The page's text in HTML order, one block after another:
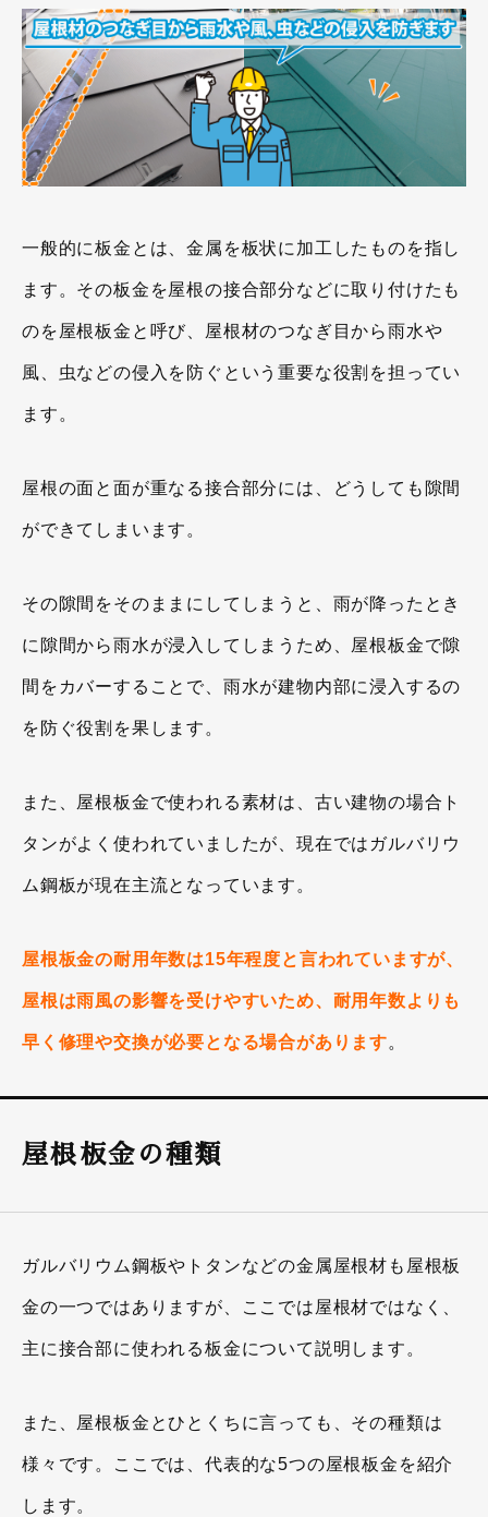
一般的に板金とは、金属を板状に加工したものを指し
ます。その板金を屋根の接合部分などに取り付けたも
のを屋根板金と呼び、屋根材のつなぎ目から雨水や
風、虫などの侵入を防ぐという重要な役割を担ってい
ます。
屋根の面と面が重なる接合部分には、どうしても隙間
ができてしまいます。
その隙間をそのままにしてしまうと、雨が降ったとき
に隙間から雨水が浸入してしまうため、屋根板金で隙
間をカバーすることで、雨水が建物内部に浸入するの
を防ぐ役割を果します。
また、屋根板金で使われる素材は、古い建物の場合ト
タンがよく使われていましたが、現在ではガルバリウ
ム鋼板が現在主流となっています。
屋根板金の耐用年数は15年程度と言われていますが、
屋根は雨風の影響を受けやすいため、耐用年数よりも
早く修理や交換が必要となる場合があります。
屋根板金の種類
ガルバリウム鋼板やトタンなどの金属屋根材も屋根板
金の一つではありますが、ここでは屋根材ではなく、
主に接合部に使われる板金について説明します。
また、屋根板金とひとくちに言っても、その種類は
様々です。ここでは、代表的な5つの屋根板金を紹介
します。